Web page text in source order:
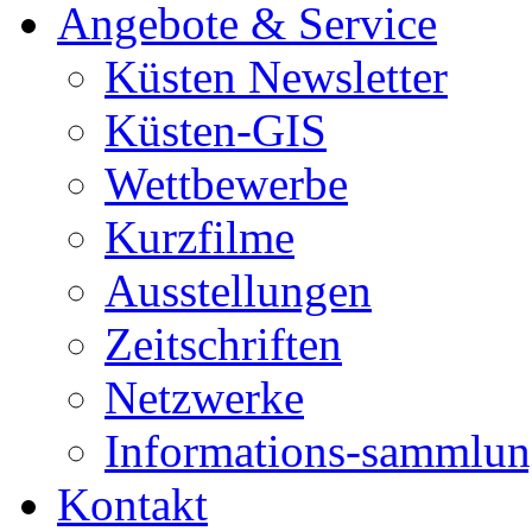
Angebote & Service
Küsten Newsletter
Küsten-GIS
Wettbewerbe
Kurzfilme
Ausstellungen
Zeitschriften
Netzwerke
Informations-
Kontakt